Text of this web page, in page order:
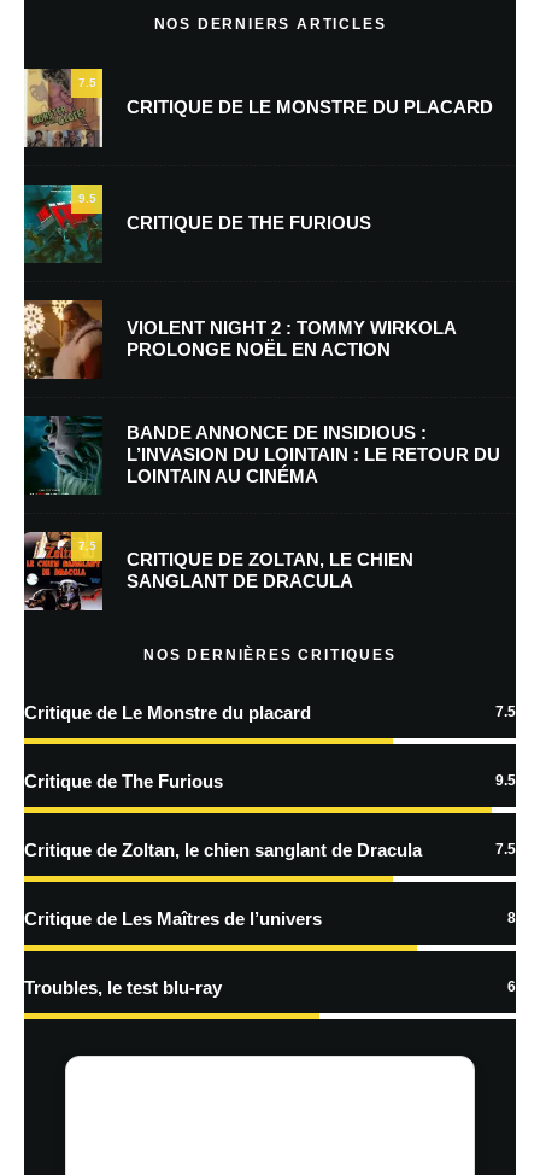
Nom*
E-mail *
Enregistrer mon nom, mon e-mail et mon site dans le navigateur pour
mon prochain commentaire.
Prévenez-moi de tous les nouveaux commentaires par e-mail.
Prévenez-moi de tous les nouveaux articles par e-mail.
En savoir
traitées
NOS DERNIERS ARTICLES
7.5
CRITIQUE DE LE MONSTRE DU PLACARD
9.5
CRITIQUE DE THE FURIOUS
VIOLENT NIGHT 2 : TOMMY WIRKOLA
PROLONGE NOËL EN ACTION
BANDE ANNONCE DE INSIDIOUS :
L’INVASION DU LOINTAIN : LE RETOUR DU
LOINTAIN AU CINÉMA
7.5
CRITIQUE DE ZOLTAN, LE CHIEN
SANGLANT DE DRACULA
NOS DERNIÈRES CRITIQUES
Critique de Le Monstre du placard 7.5
Critique de The Furious 9.5
Critique de Zoltan, le chien sanglant de Dracula 7.5
Critique de Les Maîtres de l’univers 8
Troubles, le test blu-ray 6